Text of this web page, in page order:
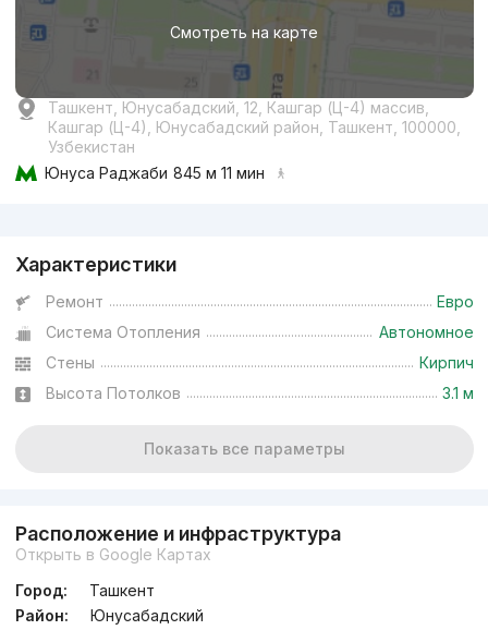
Смотреть на карте
Ташкент, Юнусабадский, 12, Кашгар (Ц-4) массив,
Кашгар (Ц-4), Юнусабадский район, Ташкент, 100000,
Узбекистан
Юнуса Раджаби 845 м 11 мин
Характеристики
Ремонт
Евро
Система Отопления
Автономное
Стены
Кирпич
Высота Потолков
3.1 м
Показать все параметры
Расположение и инфраструктура
Открыть в Google Картах
Город:
Ташкент
Район:
Юнусабадский